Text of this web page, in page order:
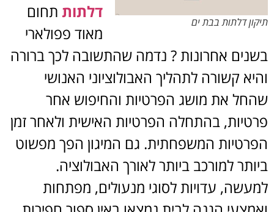
תיקון דלתות בבת ים
דלתות תחום
מאוד פפולארי
בשנים אחרונות ? נדמה שהתשובה לכך ברורה
והיא קשורה לתהליך האבולוציוני האנושי
שהחל את מושג הפרטיות והחיפוש אחר
פרטיות, בהתחלה הפרטיות האישית ולאחר זמן
הפרטיות המשפחתית. גם המיגון הפך מפשוט
ביותר למורכב ביותר לאורך האבולוציה.
למעשה, עדויות לסוגי מנעולים, מפתחות